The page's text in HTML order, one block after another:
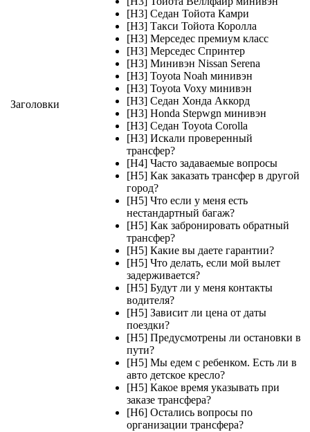
Заголовки
[H3] Седан Тойота Камри
[H3] Такси Тойота Королла
[H3] Мерседес премиум класс
[H3] Мерседес Спринтер
[H3] Минивэн Nissan Serena
[H3] Toyota Noah минивэн
[H3] Toyota Voxy минивэн
[H3] Седан Хонда Аккорд
[H3] Honda Stepwgn минивэн
[H3] Седан Toyota Corolla
[H3] Искали проверенный
трансфер?
[H4] Часто задаваемые вопросы
[H5] Как заказать трансфер в другой
город?
[H5] Что если у меня есть
нестандартный багаж?
[H5] Как забронировать обратный
трансфер?
[H5] Какие вы даете гарантии?
[H5] Что делать, если мой вылет
задерживается?
[H5] Будут ли у меня контакты
водителя?
[H5] Зависит ли цена от даты
поездки?
[H5] Предусмотрены ли остановки в
пути?
[H5] Мы едем с ребенком. Есть ли в
авто детское кресло?
[H5] Какое время указывать при
заказе трансфера?
[H6] Остались вопросы по
организации трансфера?